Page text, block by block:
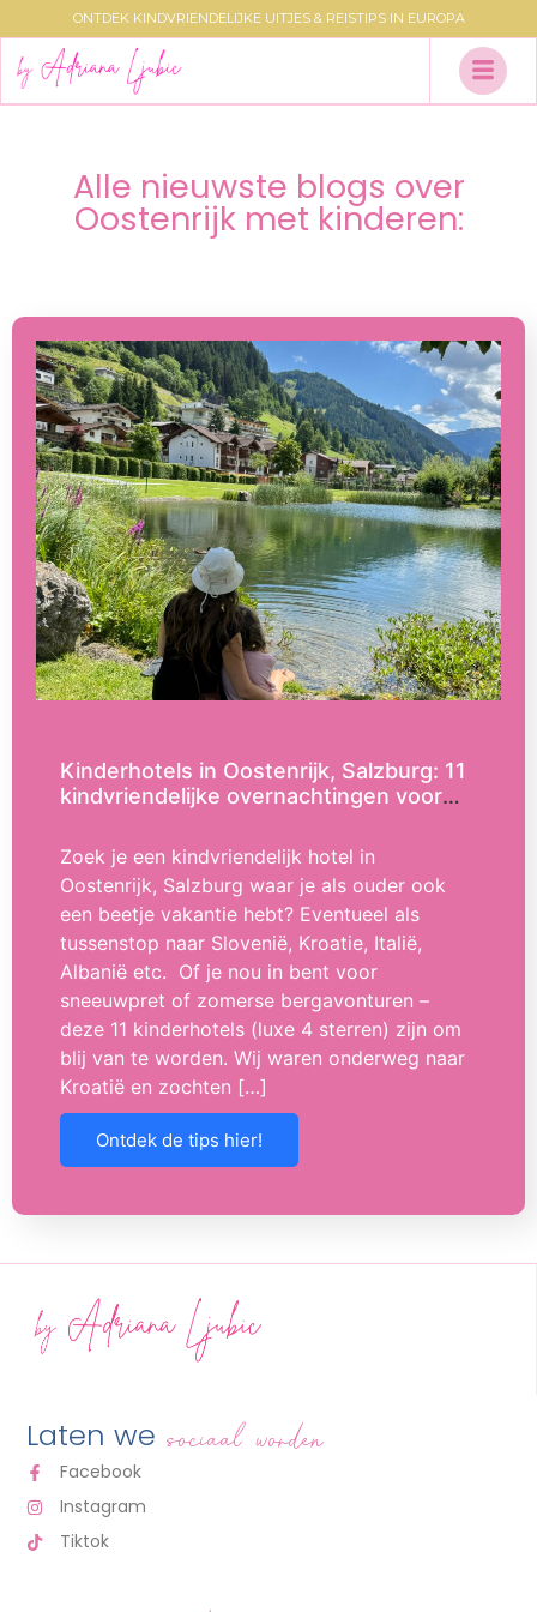
ONTDEK KINDVRIENDELIJKE UITJES & REISTIPS IN EUROPA
Alle nieuwste blogs over
Oostenrijk met kinderen:
Kinderhotels in Oostenrijk, Salzburg: 11
kindvriendelijke overnachtingen voor
Zoek je een kindvriendelijk hotel in
Oostenrijk, Salzburg waar je als ouder ook
een beetje vakantie hebt? Eventueel als
tussenstop naar Slovenië, Kroatie, Italië,
Albanië etc. Of je nou in bent voor
sneeuwpret of zomerse bergavonturen –
deze 11 kinderhotels (luxe 4 sterren) zijn om
blij van te worden. Wij waren onderweg naar
Kroatië en zochten […]
Ontdek de tips hier!
Laten we sociaal worden
Facebook
Instagram
Tiktok